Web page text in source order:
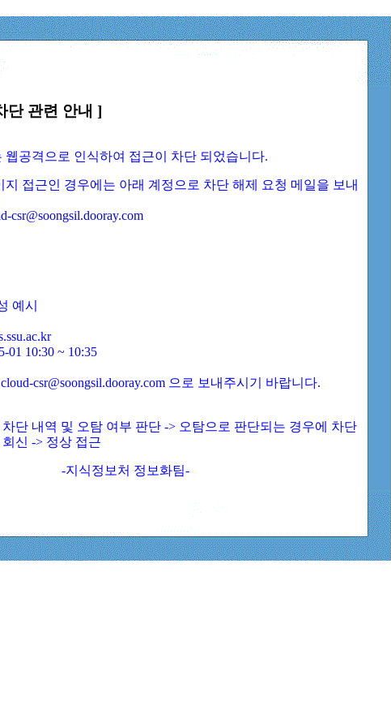
단 관련 안내 ]
웹공격으로 인식하여 접근이 차단 되었습니다.
지 접근인 경우에는 아래 계정으로 차단 해제 요청 메일을 보내
csr@soongsil.dooray.com
예시
01 10:30 ~ 10:35
csr@soongsil.dooray.com 으로 보내주시기 바랍니다.
단 내역 및 오탐 여부 판단 -> 오탐으로 판단되는 경우에 차단
신 -> 정상 접근
-지식정보처 정보화팀-